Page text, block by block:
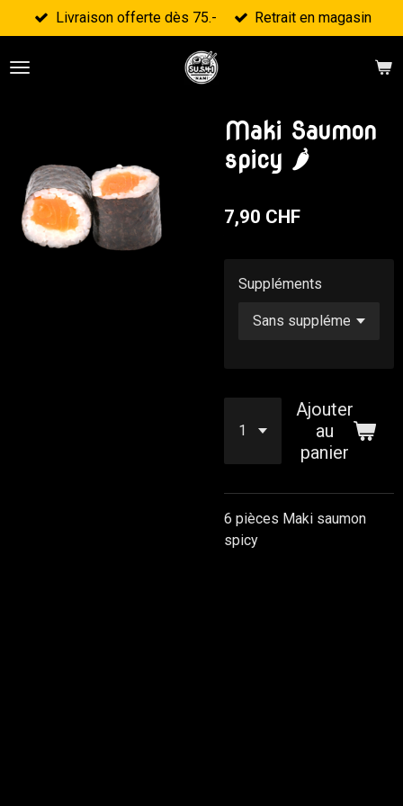
Passer
au
contenu
Livraison offerte dès 75.- Retrait en magasin
Maki Saumon
spicy 🌶
7,90 CHF
Suppléments
Ajouter
au
panier
6 pièces Maki saumon
spicy